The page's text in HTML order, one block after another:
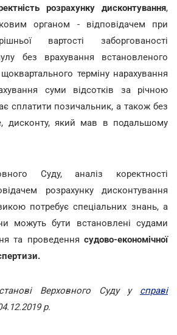
розрахунку дисконтування,
органом - відповідачем при
вартості заборгованості
без врахування встановленого
терміну нарахування
суми відсотків за річною
сплатити позичальник, а також без
дисконту, який мав в подальшому
Суду, аналіз коректності
розрахунку дисконтування
потребує спеціальних знань, а
можуть бути встановлені судами
та проведення судово-економічної
Верховного Суду у справі
р.